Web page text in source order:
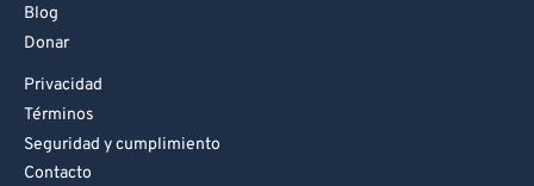
Blog
Donar
Privacidad
Términos
Seguridad y cumplimiento
Contacto